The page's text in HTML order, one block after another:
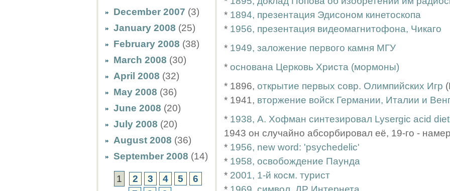
December 2007 (3)
January 2008 (25)
February 2008 (38)
March 2008 (30)
April 2008 (32)
May 2008 (36)
June 2008 (20)
July 2008 (20)
August 2008 (36)
September 2008 (14)
1 2 3 4 5
6
* 1894, презентация Эдисоном кинетоскопа
* 1956, презентация видеомагнитофона, Чикаго
* 1949, заложение первого камня МГУ
* основана Церковь Христа (мормоны)
* 1896, открытие первых совр. Олимпийских Игр
* 1941, вторжение войск Германии, Италии и
* 1938, А. Хофман синтезировал Lysergic acid
1943 он случайно абсорбировал её, 19-го -
* 1956, new word: 'psychedelic'
* 1958, освобождение Паунда
* 2001, 1-й косм. турист